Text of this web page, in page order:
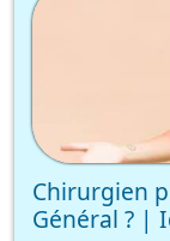
Chirurgien
Général ? |